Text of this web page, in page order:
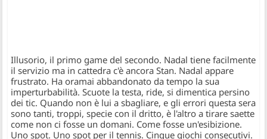
Illusorio, il primo game del secondo. Nadal tiene facilmente
il servizio ma in cattedra c'è ancora Stan. Nadal appare
frustrato. Ha oramai abbandonato da tempo la sua
imperturbabilità. Scuote la testa, ride, si dimentica persino
dei tic. Quando non è lui a sbagliare, e gli errori questa sera
sono tanti, troppi, specie con il dritto, è l'altro a tirare saette
come non ci fosse un domani. Come fosse un'esibizione.
Uno spot. Uno spot per il tennis. Cinque giochi consecutivi.